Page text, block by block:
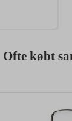
Ofte købt